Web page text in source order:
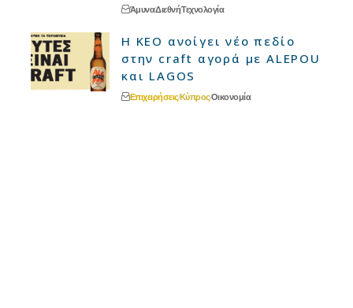
ΆμυναΔιεθνήΤεχνολογία
Η ΚΕΟ ανοίγει νέο πεδίο
στην craft αγορά με ALEPOU
και LAGOS
ΕπιχειρήσειςΚύπροςΟικονομία